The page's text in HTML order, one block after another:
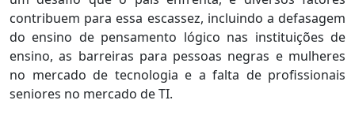
contribuem para essa escassez, incluindo a defasagem
do ensino de pensamento lógico nas instituições de
ensino, as barreiras para pessoas negras e mulheres
no mercado de tecnologia e a falta de profissionais
seniores no mercado de TI.